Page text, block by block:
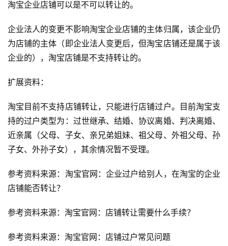
淘宝企业店铺可以是不可以转让的。
企业法人的变更不影响淘宝企业店铺的主体归属，该企业仍
为店铺的主体（即企业法人变更后，但淘宝店铺还是属于该
企业的），淘宝店铺是不支持转让的。
扩展资料：
淘宝目前不支持店铺转让，只能进行店铺过户。目前淘宝支
持的过户类型为：过世继承、结婚、协议离婚、判决离婚、
近亲属（父母、子女、亲兄弟姐妹、祖父母、外祖父母、孙
子女、外孙子女），其余情况暂不受理。
参考资料来源：淘宝官网：企业过户给别人，在淘宝的企业
店铺能否转让？
参考资料来源：淘宝官网：店铺转让需要什么手续？
参考资料来源：淘宝官网：店铺过户常见问题